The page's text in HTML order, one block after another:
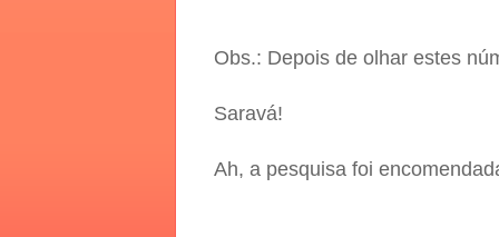
Obs.: Depois de olhar estes
Saravá!
Ah, a pesquisa foi